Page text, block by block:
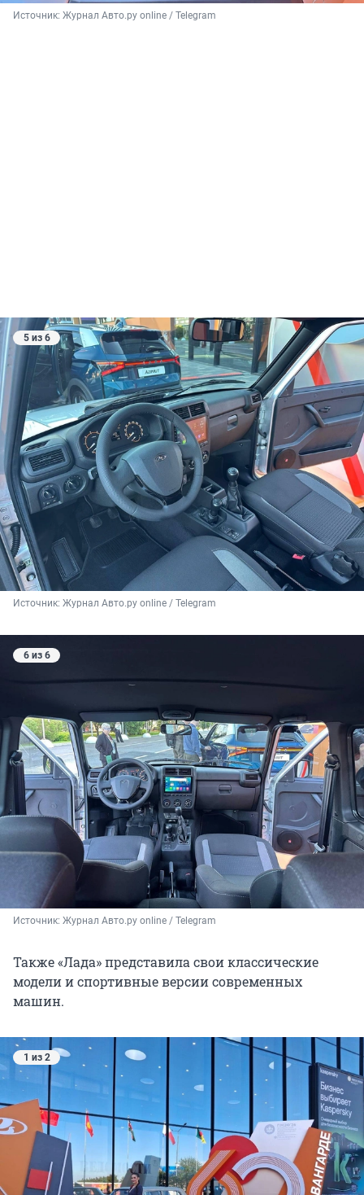
Источник: Журнал Авто.ру online / Telegram
5 из 6
Источник: Журнал Авто.ру online / Telegram
6 из 6
Источник: Журнал Авто.ру online / Telegram
Также «Лада» представила свои классические
модели и спортивные версии современных
машин.
1 из 2